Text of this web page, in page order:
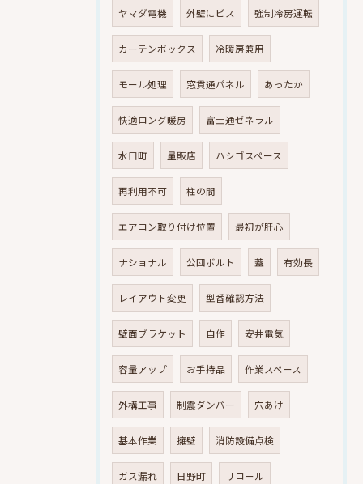
ヤマダ電機 外壁にビス 強制冷房運転
カーテンボックス 冷暖房兼用
モール処理 窓貫通パネル あったか
快適ロング暖房 富士通ゼネラル
水口町 量販店 ハシゴスペース
再利用不可 柱の間
エアコン取り付け位置 最初が肝心
ナショナル 公団ボルト 蓋 有効長
レイアウト変更 型番確認方法
壁面ブラケット 自作 安井電気
容量アップ お手持品 作業スペース
外構工事 制震ダンパー 穴あけ
基本作業 擁壁 消防設備点検
ガス漏れ 日野町 リコール